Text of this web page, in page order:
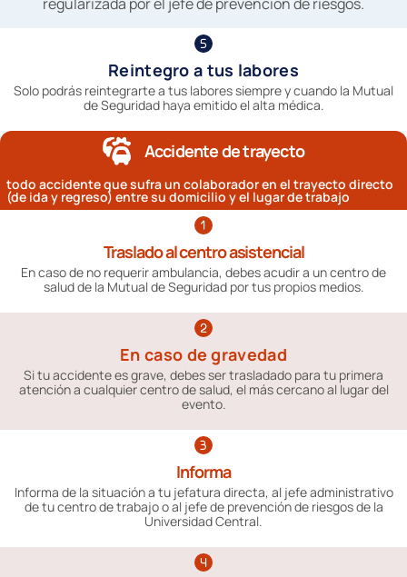
Reintegro a tus labores
Solo podrás reintegrarte a tus labores siempre y cuando la Mutual
de Seguridad haya emitido el alta médica.
Accidente de trayecto
todo accidente que sufra un colaborador en el trayecto directo
(de ida y regreso) entre su domicilio y el lugar de trabajo
Traslado al centro asistencial
En caso de no requerir ambulancia, debes acudir a un centro de
salud de la Mutual de Seguridad por tus propios medios.
En caso de gravedad
Si tu accidente es grave, debes ser trasladado para tu primera
atención a cualquier centro de salud, el más cercano al lugar del
evento.
Informa
Informa de la situación a tu jefatura directa, al jefe administrativo
de tu centro de trabajo o al jefe de prevención de riesgos de la
Universidad Central.